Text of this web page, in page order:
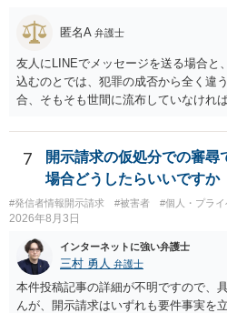
匿名A 弁護士
友人にLINEでメッセージを送る場合と
込むのとでは、犯罪の成否から全く違
合、そもそも世間に流布していなけれ
7
開示請求の仮処分での審尋
場合どうしたらいいですか
#発信者情報開示請求 #被害者 #個人・プライ
2026年8月3日
インターネットに強い弁護士
三村 勇人 弁護士
本件投稿記事の詳細が不明ですので、
んが、開示請求はいずれも要件事実を